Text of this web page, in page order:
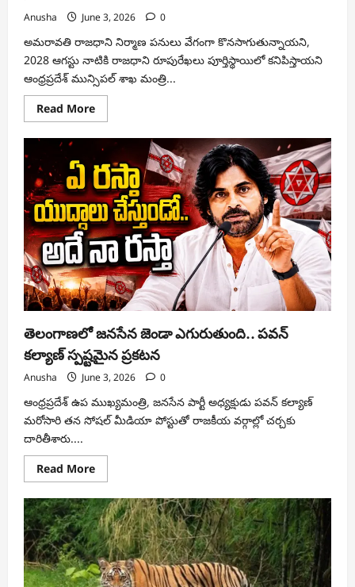
Anusha June 3, 2026 0
అమరావతి రాజధాని నిర్మాణ పనులు వేగంగా కొనసాగుతున్నాయని,
2028 ఆగస్టు నాటికి రాజధాని రూపురేఖలు పూర్తిస్థాయిలో కనిపిస్తాయని
ఆంధ్రప్రదేశ్ మున్సిపల్ శాఖ మంత్రి...
Read MoreRead
more
ముఖ్యమంత్రికి
విజన్
ఉండాలి..
జగన్‌కు
అది
లేదు:
మంత్రి
నారాయణ
తెలంగాణలో జనసేన జెండా ఎగురుతుంది.. పవన్
కల్యాణ్ స్పష్టమైన ప్రకటన
Anusha June 3, 2026 0
ఆంధ్రప్రదేశ్ ఉప ముఖ్యమంత్రి, జనసేన పార్టీ అధ్యక్షుడు పవన్ కల్యాణ్
మరోసారి తన సోషల్ మీడియా పోస్టుతో రాజకీయ వర్గాల్లో చర్చకు
దారితీశారు....
Read MoreRead
more
తెలంగాణలో
జనసేన
జెండా
ఎగురుతుంది..
పవన్
కల్యాణ్
స్పష్టమైన
ప్రకటన